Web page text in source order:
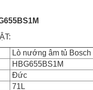
Lò nướng âm tủ Bosch
HBG655BS1M
Đức
71L